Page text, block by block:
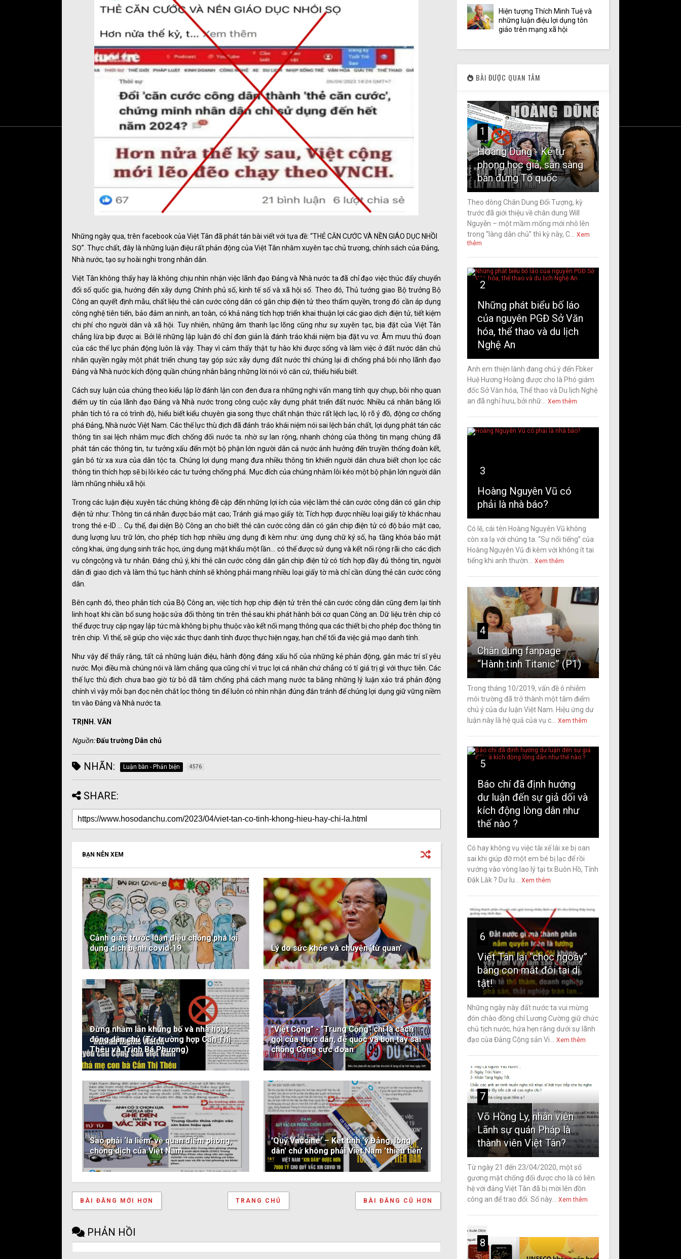
Những ngày qua, trên facebook của Việt Tân đã phát tán bài viết với tựa đề: “THẺ CĂN CƯỚC VÀ NỀN GIÁO DỤC NHỒI
SỌ”. Thực chất, đây là những luận điệu rất phản động của Việt Tân nhằm xuyên tạc chủ trương, chính sách của Đảng,
Nhà nước, tạo sự hoài nghi trong nhân dân.
Việt Tân không thấy hay là không chịu nhìn nhận việc lãnh đạo Đảng và Nhà nước ta đã chỉ đạo việc thúc đẩy chuyển
đổi số quốc gia, hướng đến xây dựng Chính phủ số, kinh tế số và xã hội số. Theo đó, Thủ tướng giao Bộ trưởng Bộ
Công an quyết định mẫu, chất liệu thẻ căn cước công dân có gắn chip điện tử theo thẩm quyền, trong đó cần áp dụng
công nghệ tiên tiến, bảo đảm an ninh, an toàn, có khả năng tích hợp triển khai thuận lợi các giao dịch điện tử, tiết kiệm
chi phí cho người dân và xã hội. Tuy nhiên, những âm thanh lạc lõng cũng như sự xuyên tạc, bịa đặt của Việt Tân
chẳng lừa bịp được ai. Bởi lẽ những lập luận đó chỉ đơn giản là đánh tráo khái niệm bịa đặt vu vơ. Âm mưu thủ đoạn
của các thế lực phản động luôn là vậy. Thay vì cảm thấy thật tự hào khi được sống và làm việc ở đất nước dân chủ
nhân quyền ngày một phát triển chung tay góp sức xây dựng đất nước thì chúng lại đi chống phá bôi nhọ lãnh đạo
Đảng và Nhà nước kích động quần chúng nhân bằng những lời nói vô căn cứ, thiếu hiểu biết.
Cách suy luận của chúng theo kiểu lập lờ đánh lận con đen đưa ra những nghi vấn mang tính quy chụp, bôi nhọ quan
điểm uy tín của lãnh đạo Đảng và Nhà nước trong công cuộc xây dựng phát triển đất nước. Nhiều cá nhân bằng lối
phân tích tỏ ra có trình độ, hiểu biết kiểu chuyên gia song thực chất nhận thức rất lệch lạc, lộ rõ ý đồ, động cơ chống
phá Đảng, Nhà nước Việt Nam. Các thế lực thù địch đã đánh tráo khái niệm nói sai lệch bản chất, lợi dụng phát tán các
thông tin sai lệch nhằm mục đích chống đối nước ta. nhờ sự lan rộng, nhanh chóng của thông tin mạng chúng đã
phát tán các thông tin, tư tưởng xấu đến một bộ phận lớn người dân cả nước ảnh hưởng đến truyền thống đoàn kết,
gắn bó từ xa xưa của dân tộc ta. Chúng lợi dụng mạng đưa nhiều thông tin khiến người dân chưa biết chọn lọc các
thông tin thích hợp sẽ bị lôi kéo các tư tưởng chống phá. Mục đích của chúng nhằm lôi kéo một bộ phận lớn người dân
làm nhũng nhiễu xã hội.
Trong các luận điệu xuyên tác chúng không đề cập đến những lợi ích của việc làm thẻ căn cước công dân có gắn chip
điện tử như: Thông tin cá nhân được bảo mật cao; Tránh giả mạo giấy tờ; Tích hợp được nhiều loại giấy tờ khác nhau
trong thẻ e-ID … Cụ thể, đại diện Bộ Công an cho biết thẻ căn cước công dân có gắn chip điện tử có độ bảo mật cao,
dung lượng lưu trữ lớn, cho phép tích hợp nhiều ứng dụng đi kèm như: ứng dụng chữ ký số, hạ tầng khóa bảo mật
công khai, ứng dụng sinh trắc học, ứng dụng mật khẩu một lần… có thể được sử dụng và kết nối rộng rãi cho các dịch
vụ côngcộng và tư nhân. Đáng chú ý, khi thẻ căn cước công dân gắn chip điện tử có tích hợp đầy đủ thông tin, người
dân đi giao dịch và làm thủ tục hành chính sẽ không phải mang nhiều loại giấy tờ mà chỉ cần dùng thẻ căn cước công
dân.
Bên cạnh đó, theo phân tích của Bộ Công an, việc tích hợp chip điện tử trên thẻ căn cước công dân cũng đem lại tính
linh hoạt khi cần bổ sung hoặc sửa đổi thông tin trên thẻ sau khi phát hành bởi cơ quan Công an. Dữ liệu trên chip có
thể được truy cập ngay lập tức mà không bị phụ thuộc vào kết nối mạng thông qua các thiết bị cho phép đọc thông tin
trên chip. Vì thế, sẽ giúp cho việc xác thực danh tính được thực hiện ngay, hạn chế tối đa việc giả mạo danh tính.
Như vậy để thấy rằng, tất cả những luận điệu, hành động đáng xấu hổ của những kẻ phản động, gắn mác trí sĩ yêu
nước. Mọi điều mà chúng nói và làm chẳng qua cũng chỉ vì trục lợi cá nhân chứ chẳng có tí giá trị gì với thực tiễn. Các
thế lực thù địch chưa bao giờ từ bỏ dã tâm chống phá cách mạng nước ta bằng những lý luận xảo trá phản động
chính vì vậy mỗi bạn đọc nên chắt lọc thông tin để luôn có nhìn nhận đúng đắn tránh để chúng lợi dụng giữ vững niềm
tin vào Đảng và Nhà nước ta.
TRỊNH. VĂN
Nguồn:Đấu trường Dân chủ
NHÃN: Luận bàn - Phản biện 4576
SHARE:
BẠN NÊN XEM
Cảnh giác trước luận điệu chống phá lợi
dụng dịch bệnh covid-19
Lý do sức khỏe và chuyện ‘từ quan’
Đừng nhầm lẫn khủng bố và nhà hoạt
động dân chủ (Từ trường hợp Cấn Thị
Thêu và Trịnh Bá Phương)
"Việt Cộng" - "Trung Cộng" chỉ là cách
gọi của thực dân, đế quốc và bọn tay sai
chống Cộng cực đoan
Sao phải ‘la liếm’ về quan điểm phòng,
chống dịch của Việt Nam
'Quỹ Vaccine' – Kết tinh 'ý Đảng, lòng
dân' chứ không phải Việt Nam 'thiếu tiền'
BÀI ĐĂNG MỚI HƠN BÀI ĐĂNG CŨ HƠN
TRANG CHỦ
PHẢN HỒI
Hiện tượng Thích Minh Tuệ và
những luận điệu lợi dụng tôn
giáo trên mạng xã hội
BÀI ĐƯỢC QUAN TÂM
1
Hoàng Dũng - Kẻ tự
phong học giả, sẵn sàng
bán đứng Tổ quốc
Theo dòng Chân Dung Đối Tượng, kỳ
trước đã giới thiệu về chân dung Will
Nguyễn – một mầm mống mới nhô lên
trong “làng dân chủ” thì kỳ này, C...
Xem
thêm
2
Những phát biểu bố láo
của nguyên PGĐ Sở Văn
hóa, thể thao và du lịch
Nghệ An
Anh em thiện lành đang chú ý đến Fbker
Huệ Hương Hoàng được cho là Phó giám
đốc Sở Văn hóa, Thể thao và Du lịch Nghệ
an đã nghỉ hưu, bởi nhữ...
Xem thêm
3
Hoàng Nguyên Vũ có
phải là nhà báo?
Có lẽ, cái tên Hoàng Nguyên Vũ không
còn xa lạ với chúng ta. “Sự nổi tiếng” của
Hoàng Nguyên Vũ đi kèm với không ít tai
tiếng khi anh thườn...
Xem thêm
4
Chân dung fanpage
“Hành tinh Titanic” (P1)
Trong tháng 10/2019, vấn đề ô nhiễm
môi trường đã trở thành một tâm điểm
chú ý của dư luận Việt Nam. Hiệu ứng dư
luận này là hệ quả của vụ c...
Xem thêm
5
Báo chí đã định hướng
dư luận đến sự giả dối và
kích động lòng dân như
thế nào ?
Có hay không vụ việc tài xế lái xe bị oan
sai khi giúp đỡ một em bé bị lạc để rồi
vướng vào vòng lao lý tại tx Buôn Hồ, Tỉnh
Đăk Lăk ? Dư lu...
Xem thêm
6
Việt Tân lại “chọc ngoáy”
bằng con mắt đôi tai dị
tật!
Những ngày này đất nước ta vui mừng
đón chào đồng chí Lương Cường giữ chức
chủ tịch nước, hứa hẹn rằng dưới sự lãnh
đạo của Đảng Cộng sản Vi...
Xem thêm
7
Võ Hồng Ly, nhân viên
Lãnh sự quán Pháp là
thành viên Việt Tân?
Từ ngày 21 đến 23/04/2020, một số
gương mặt chống đối được cho là có liên
hệ với đảng Việt Tân đã bị mời lên đồn
công an để trao đổi. Số này...
Xem thêm
8